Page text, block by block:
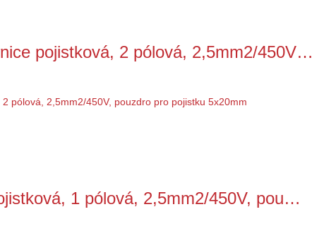
pojistková, 2 pólová, 2,5mm2/450V…
1 pólová, 2,5mm2/450V, pou…